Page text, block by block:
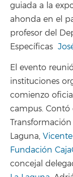
guiada a la
ahonda en el
profesor del
Específicas
El evento
instituciones
comienzo
campus. Contó
Laguna,
Fundación
concejal